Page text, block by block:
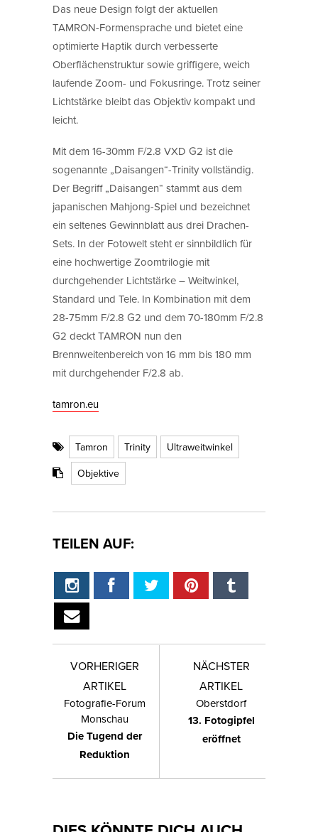
Das neue Design folgt der aktuellen
TAMRON-Formensprache und bietet eine
optimierte Haptik durch verbesserte
Oberflächenstruktur sowie griffigere, weich
laufende Zoom- und Fokusringe. Trotz seiner
Lichtstärke bleibt das Objektiv kompakt und
leicht.
Mit dem 16-30mm F/2.8 VXD G2 ist die
sogenannte „Daisangen“-Trinity vollständig.
Der Begriff „Daisangen“ stammt aus dem
japanischen Mahjong-Spiel und bezeichnet
ein seltenes Gewinnblatt aus drei Drachen-
Sets. In der Fotowelt steht er sinnbildlich für
eine hochwertige Zoomtrilogie mit
durchgehender Lichtstärke – Weitwinkel,
Standard und Tele. In Kombination mit dem
28-75mm F/2.8 G2 und dem 70-180mm F/2.8
G2 deckt TAMRON nun den
Brennweitenbereich von 16 mm bis 180 mm
mit durchgehender F/2.8 ab.
tamron.eu
Tamron Trinity
Ultraweitwinkel
Objektive
TEILEN AUF:
VORHERIGER
ARTIKEL
Fotografie-Forum
Monschau
Die Tugend der
Reduktion
NÄCHSTER
ARTIKEL
Oberstdorf
13. Fotogipfel
eröffnet